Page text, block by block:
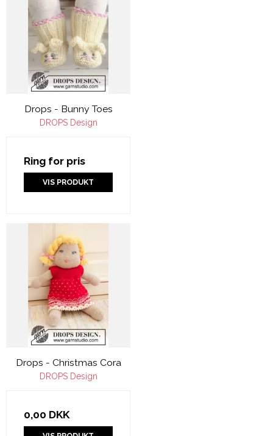
Drops - Bunny Toes
DROPS Design
Ring for pris
VIS PRODUKT
Drops - Christmas Cora
DROPS Design
0,00 DKK